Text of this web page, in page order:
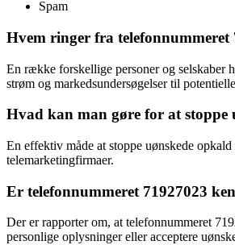
Spam
Hvem ringer fra telefonnummeret
En række forskellige personer og selskaber
strøm og markedsundersøgelser til
Hvad kan man gøre for at stoppe
En effektiv måde at stoppe uønskede
telemarketingfirmaer.
Er telefonnummeret 71927023
Der er rapporter om, at telefonnummeret
personlige oplysninger eller acceptere